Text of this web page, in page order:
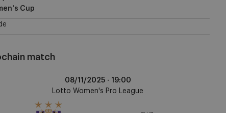
Cup
match
08/11/2025 - 19:00
Lotto Women's Pro League